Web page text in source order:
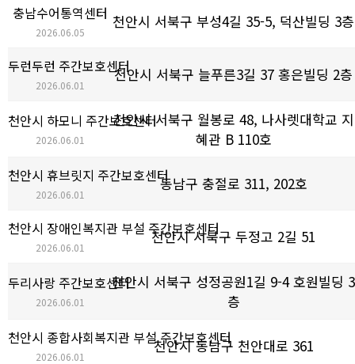
충남수어통역센터
2026.06.05
천안시 서북구 부성4길 35-5, 덕산빌딩 3층
두런두런 주간보호센터
2026.06.01
천안시 서북구 늘푸른3길 37 홍은빌딩 2층
천안시 하모니 주간보호센터
2026.06.01
천안시 서북구 월봉로 48, 나사렛대학교 지
혜관 B 110호
천안시 휴브릿지 주간보호센터
2026.06.01
동남구 충절로 311, 202호
천안시 장애인복지관 부설 주간보호센터
2026.06.01
천안시 서북구 두정고 2길 51
두리사랑 주간보호센터
2026.06.01
천안시 서북구 성정공원1길 9-4 호원빌딩 3
층
천안시 종합사회복지관 부설 주간보호센터
2026.06.01
천안시 동남구 천안대로 361